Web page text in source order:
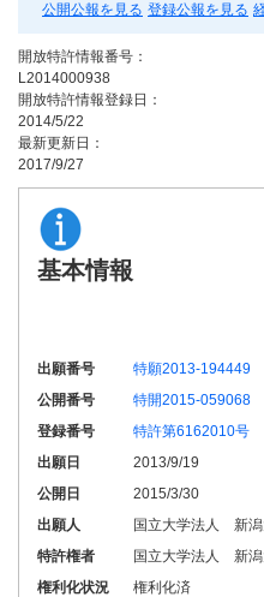
公開公報を見る 登録公報を見る
開放特許情報番号：
L2014000938
開放特許情報登録日：
2014/5/22
最新更新日：
2017/9/27
基本情報
出願番号
特願2013-194449
公開番号
特開2015-059068
登録番号
特許第6162010号
出願日
2013/9/19
公開日
2015/3/30
出願人
国立大学法人 新
特許権者
国立大学法人 新
権利化状況
権利化済